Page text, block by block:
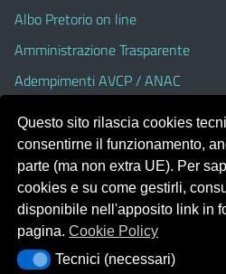
Albo Pretorio on line
Amministrazione Trasparente
Adempimenti AVCP / ANAC
Accesso Civico
Dichiarazione di accessibilità
Portale realizzato con la piattaforma
Template Italia configurato sul tema
Questo sito rilascia cookies
consentirne il funzionamento,
parte (ma non extra UE). Per
cookies e su come gestirli,
disponibile nell'apposito link in
pagina.Cookie Policy
Tecnici (necessari)
Tecnici (necessari)